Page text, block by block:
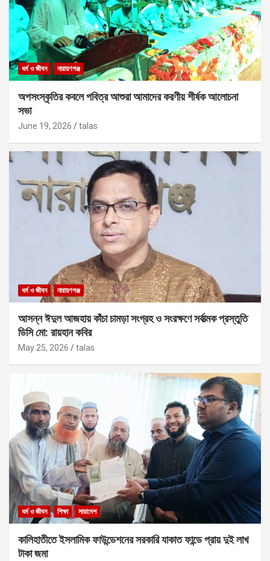
ধর্ম ও জীবন নারায়ণগঞ্জ
অপসংস্কৃতির কবলে পবিত্র আশুরা আমাদের করণীয় শীর্ষক আলোচনা
সভা
June 19, 2026 talas
ধর্ম ও জীবন নারায়ণগঞ্জ
আসন্ন ঈদুল আজহায় কাঁচা চামড়া সংগ্রহ ও সংরক্ষণে সর্বাত্মক প্রস্তুতি
ডিসি মো: রায়হান কবির
May 25, 2026 talas
ধর্ম ও জীবন শিক্ষা সারাদেশ
কালিহাতীতে ইসলামিক ফাউন্ডেশনের সরকারি যাকাত ফান্ডে প্রায় দুই লাখ
টাকা জমা